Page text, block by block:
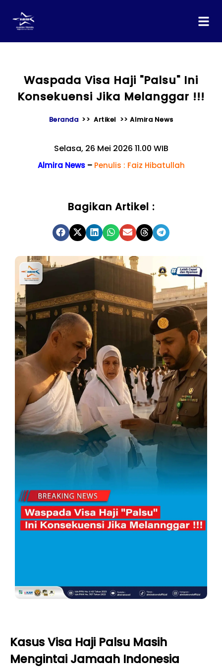
Waspada Visa Haji "Palsu" Ini
Konsekuensi Jika Melanggar !!!
Beranda >> Artikel >> Almira News
Selasa, 26 Mei 2026 11.00 WIB
Almira News – Penulis : Faiz Hibatullah
Bagikan Artikel :
Kasus Visa Haji Palsu Masih
Mengintai Jamaah Indonesia